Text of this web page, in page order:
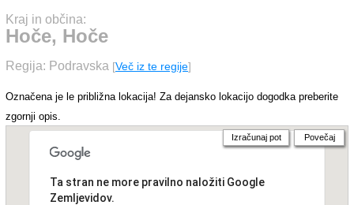
Kraj in občina:
Hoče, Hoče
Regija: Podravska [Več iz te regije]
Označena je le približna lokacija! Za dejansko lokacijo dogodka preberite
zgornji opis.
Ta stran ne more pravilno naložiti Google
Zemljevidov.
Izračunaj pot Povečaj